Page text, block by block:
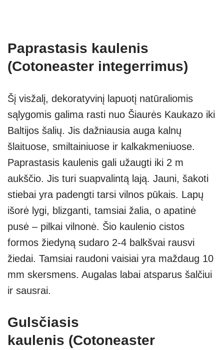
Paprastasis kaulenis
(Cotoneaster integerrimus)
Šį visžalį, dekoratyvinį lapuotį natūraliomis
sąlygomis galima rasti nuo Šiaurės Kaukazo iki
Baltijos šalių. Jis dažniausia auga kalnų
šlaituose, smiltainiuose ir kalkakmeniuose.
Paprastasis kaulenis gali užaugti iki 2 m
aukščio. Jis turi suapvalintą lają. Jauni, šakoti
stiebai yra padengti tarsi vilnos pūkais. Lapų
išorė lygi, blizganti, tamsiai žalia, o apatinė
pusė – pilkai vilnonė. Šio kaulenio cistos
formos žiedyną sudaro 2-4 balkšvai rausvi
žiedai. Tamsiai raudoni vaisiai yra maždaug 10
mm skersmens. Augalas labai atsparus šalčiui
ir sausrai.
Gulsčiasis
kaulenis (Cotoneaster